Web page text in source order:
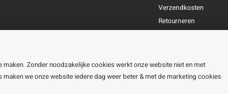
Verzendkosten
Retourneren
Openingstijden & contact
Zonder noodzakelijke cookies werkt onze website niet en met
we onze website iedere dag weer beter & met de marketing cookies